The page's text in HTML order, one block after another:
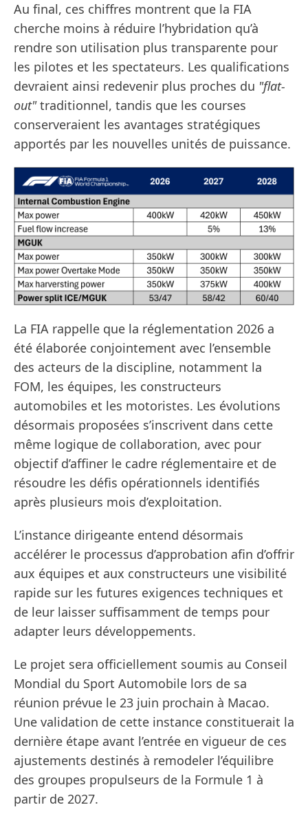
Au final, ces chiffres montrent que la FIA
cherche moins à réduire l’hybridation qu’à
rendre son utilisation plus transparente pour
les pilotes et les spectateurs. Les qualifications
devraient ainsi redevenir plus proches du "flat-
out"traditionnel, tandis que les courses
conserveraient les avantages stratégiques
apportés par les nouvelles unités de puissance.
La FIA rappelle que la réglementation 2026 a
été élaborée conjointement avec l’ensemble
des acteurs de la discipline, notamment la
FOM, les équipes, les constructeurs
automobiles et les motoristes. Les évolutions
désormais proposées s’inscrivent dans cette
même logique de collaboration, avec pour
objectif d’affiner le cadre réglementaire et de
résoudre les défis opérationnels identifiés
après plusieurs mois d’exploitation.
L’instance dirigeante entend désormais
accélérer le processus d’approbation afin d’offrir
aux équipes et aux constructeurs une visibilité
rapide sur les futures exigences techniques et
de leur laisser suffisamment de temps pour
adapter leurs développements.
Le projet sera officiellement soumis au Conseil
Mondial du Sport Automobile lors de sa
réunion prévue le 23 juin prochain à Macao.
Une validation de cette instance constituerait la
dernière étape avant l’entrée en vigueur de ces
ajustements destinés à remodeler l’équilibre
des groupes propulseurs de la Formule 1 à
partir de 2027.